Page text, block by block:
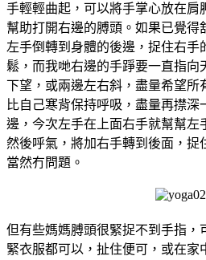
手輕輕曲起，可以將手掌心放在肩
幫助打開右邊的膊頭。如果已覺得
左手倒轉到身體的後邊，捉住右手
鬆，而我哋右邊的手踭要一直指向
下望，或兩邊左右斜，盡量希望所
比自己寒背保持呼吸，盡量再㩒
邊，今次左手在上面右手就幫幫左
然後呼氣，將加右手轉到後面，捉
當然冇問題。
但有些媽媽膊頭很緊捉不到手指，
緊衣服都可以，扯住便可，或在家